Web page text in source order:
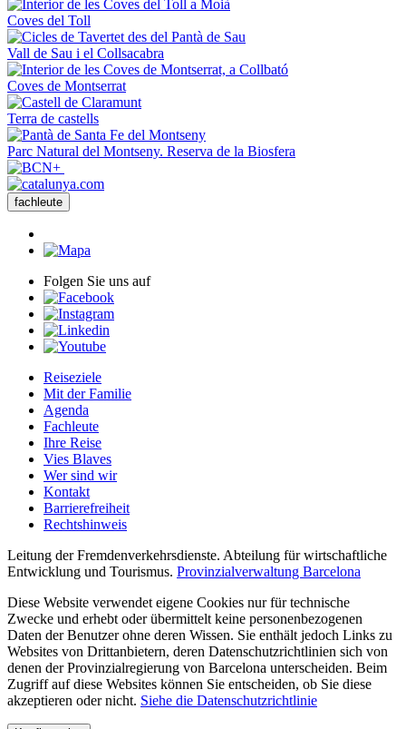
Coves del Toll
Vall de Sau i el Collsacabra
Coves de Montserrat
Terra de castells
Parc Natural del Montseny. Reserva de la Biosfera
fachleute
Folgen Sie uns auf
Reiseziele
Mit der Familie
Agenda
Fachleute
Ihre Reise
Vies Blaves
Wer sind wir
Kontakt
Barrierefreiheit
Rechtshinweis
Leitung der Fremdenverkehrsdienste. Abteilung für wirtschaftliche
Entwicklung und Tourismus. Provinzialverwaltung Barcelona
Diese Website verwendet eigene Cookies nur für technische
Zwecke und erhebt oder übermittelt keine personenbezogenen
Daten der Benutzer ohne deren Wissen. Sie enthält jedoch Links zu
Websites von Drittanbietern, deren Datenschutzrichtlinien sich von
denen der Provinzialregierung von Barcelona unterscheiden. Beim
Zugriff auf diese Websites können Sie entscheiden, ob Sie diese
akzeptieren oder nicht. Siehe die Datenschutzrichtlinie